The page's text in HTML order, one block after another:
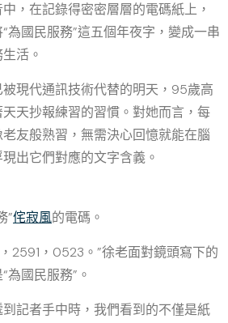
，在記錄得密密層層的電碼紙上，
為國民服務”這五個年夜字，變成一串
活。
現代通訊技術代替的明天，95歲高
天抄報練習的習慣。對她而言，每
友般熟習，無需決心回憶就能在腦
出它們對應的文字含義。
”侘寂風的電碼。
2591，0523。”徐老面對鏡頭寫下的
為國民服務”。
記者手中時，我們看到的不僅是紙